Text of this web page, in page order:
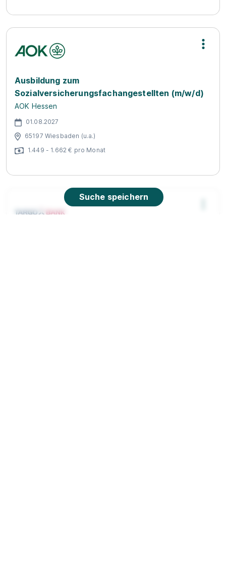
Ausbildung zum
Sozialversicherungsfachangestellten (m/w/d)
AOK Hessen
01.08.2027
65197 Wiesbaden (u.a.)
1.449 - 1.662 € pro Monat
Suche speichern